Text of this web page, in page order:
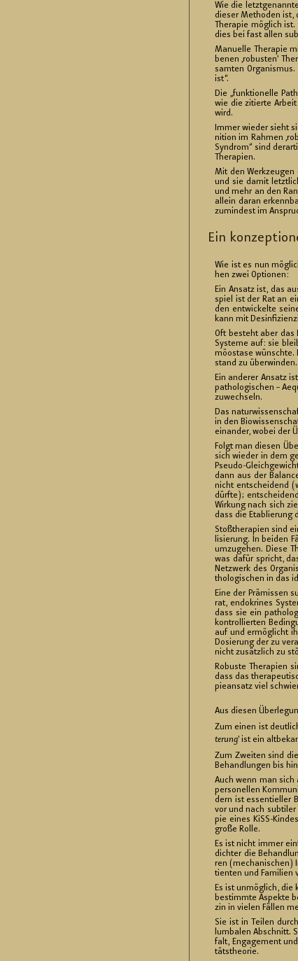
Wie die
die­ser Me­tho­den ist,
The­ra­pie mög­lich
dies bei fast allen
Ma­nu­el­le The­ra­pie
be­nen ‚ro­bus­ten’
sam­ten
ist“.
Die „funk­tio­nel­le
wie die zi­tier­te
wird.
Immer wie­der sieht
ni­ti­on im Rah­men
Syn­drom“ sind
The­ra­pi­en.
Mit den
und sie damit
und mehr an den
al­lein daran
zu­min­dest im
Ein
Wie ist es nun
hen zwei Op­tio­nen:
Ein An­satz ist, das
spiel ist der Rat an
den ent­wi­ckel­te
kann mit
Oft be­steht aber das
Sys­te­me auf: sie
möo­stase wünsch­te.
stand zu
Ein an­de­rer An­satz
pa­tho­lo­gi­schen –
zu­wech­seln.
Das
in den
ein­an­der, wobei der
Folgt man die­sen
sich wie­der in dem
Pseu­do-
dann aus der
nicht ent­schei­dend
dürf­te);
Wir­kung nach sich
dass die Eta­blie­rung
Stoß­the­ra­pi­en sind
li­sie­rung. In bei­den
um­zu­ge­hen. Diese
was dafür spricht,
Netz­werk des
tho­lo­gi­schen in das
Eine der Prä­mis­sen
rat, en­do­kri­nes
dass sie ein
kon­trol­lier­ten
auf und er­mög­licht
Do­sie­rung der zu
nicht zu­sätz­lich zu
Ro­bus­te The­ra­pi­en
dass das
pie­an­satz viel
Aus die­sen
Zum einen ist
te­rung’ ist ein
Zum Zwei­ten sind
Be­hand­lun­gen bis
Auch wenn man
per­so­nel­len
dern ist es­sen­ti­el­ler
vor und nach
pie eines KiSS-
große Rolle.
Es ist nicht immer
dich­ter die
ren (me­cha­ni­schen)
ti­en­ten und Fa­mi­li­en
Es ist un­mög­lich, die
be­stimm­te As­pek­te
zin in vie­len Fäl­len
Sie ist in Tei­len
lum­ba­len Ab­schnitt.
falt, En­ga­ge­ment
täts­theo­rie.